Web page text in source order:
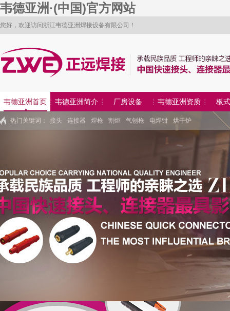
韦德亚洲·(中国)官方网站
您好，欢迎访问浙江韦德亚洲焊接设备有限公司！
韦德亚洲首页 韦德亚洲简介 厂房设备 韦德亚洲资质 板
热门关键词： 接头 连接器 焊枪 割炬 气刨枪 电焊钳 烘干炉